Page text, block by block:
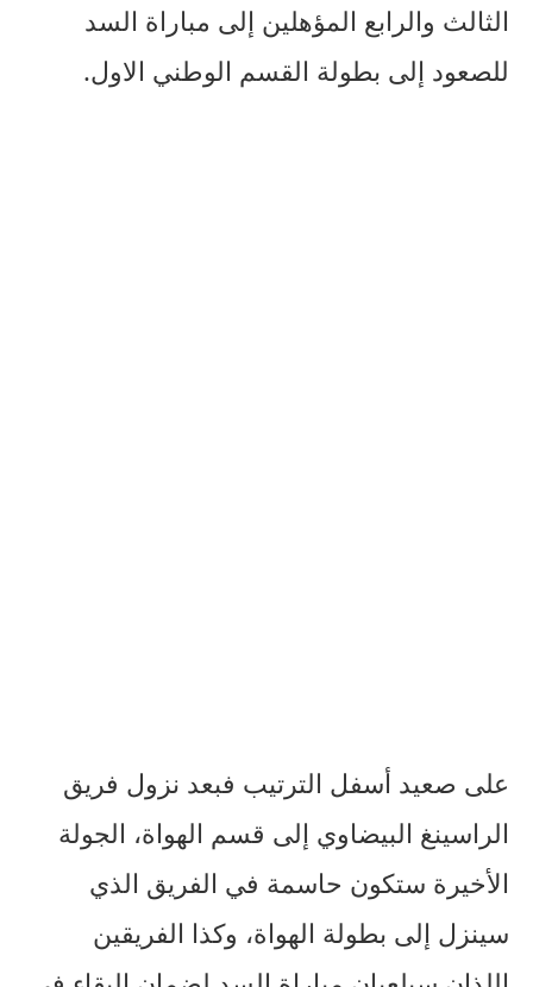
الثالث والرابع المؤهلين إلى مباراة السد
للصعود إلى بطولة القسم الوطني الاول.
على صعيد أسفل الترتيب فبعد نزول فريق
الراسينغ البيضاوي إلى قسم الهواة، الجولة
الأخيرة ستكون حاسمة في الفريق الذي
سينزل إلى بطولة الهواة، وكذا الفريقين